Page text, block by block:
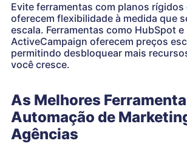
Evite ferramentas com planos rígidos
oferecem flexibilidade à medida que
escala. Ferramentas como HubSpot e
ActiveCampaign oferecem preços
permitindo desbloquear mais
você cresce.
As Melhores
Automação de
Agências